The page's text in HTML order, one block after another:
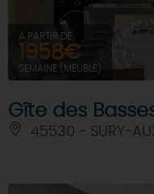
À PARTIR DE
1958€
SEMAINE (MEUBLÉ)
Gîte des
45530 - SURY-